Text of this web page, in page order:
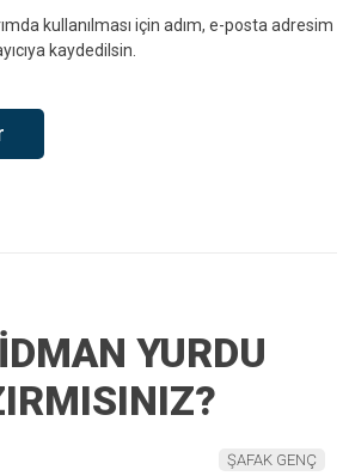
kullanılması için adım, e-posta adresim
kaydedilsin.
YURDU
ŞAFAK GENÇ